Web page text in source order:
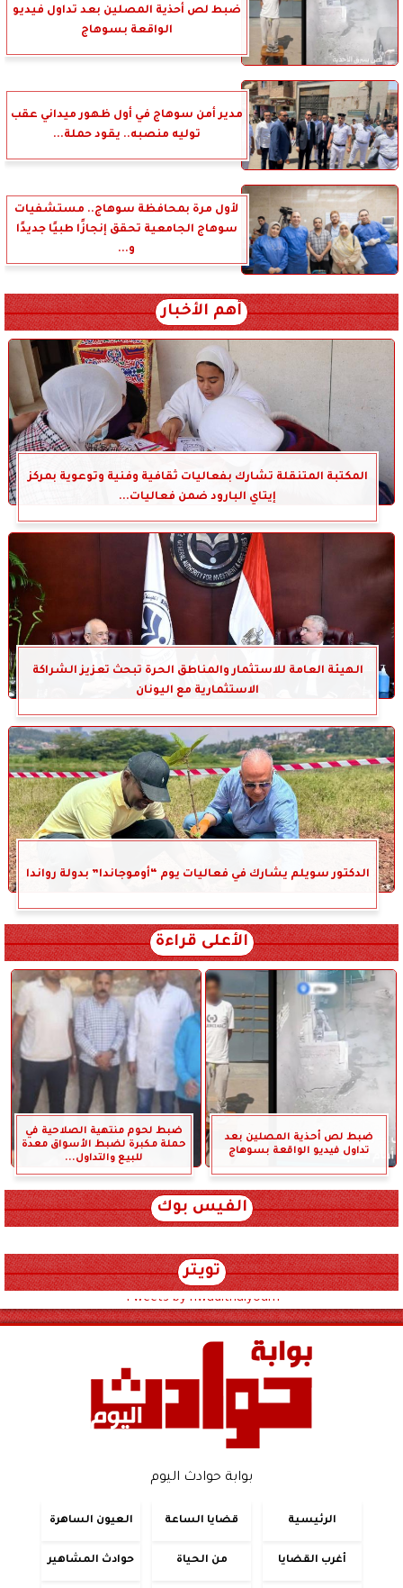
ضبط لص أحذية المصلين بعد تداول فيديو
الواقعة بسوهاج
مدير أمن سوهاج في أول ظهور ميداني عقب
توليه منصبه.. يقود حملة...
لأول مرة بمحافظة سوهاج.. مستشفيات
سوهاج الجامعية تحقق إنجازًا طبيًا جديدًا
و...
أهم الأخبار
المكتبة المتنقلة تشارك بفعاليات ثقافية وفنية وتوعوية بمركز
إيتاي البارود ضمن فعاليات...
الهيئة العامة للاستثمار والمناطق الحرة تبحث تعزيز الشراكة
الاستثمارية مع اليونان
الدكتور سويلم يشارك في فعاليات يوم “أوموجاندا” بدولة رواندا
الأعلى قراءة
ضبط لص أحذية المصلين بعد
تداول فيديو الواقعة بسوهاج
ضبط لحوم منتهية الصلاحية في
حملة مكبرة لضبط الأسواق معدة
للبيع والتداول...
الفيس بوك
تويتر
Tweets by hwadithalyoum
بوابة حوادث اليوم
الرئيسية قضايا الساعة العيون الساهرة
أغرب القضايا من الحياة حوادث المشاهير